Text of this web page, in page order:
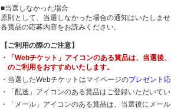
■当選しなかった場合
原則として、当選しなかった場合の通知はいたしませ
各賞品の応募内容をお読みください。
【ご利用の際のご注意】
・「Webチケット」アイコンのある賞品は、当選後
のご利用をおすすめいたします。
・当選したWebチケットはマイページのプレゼント
・「配送」アイコンのある賞品はご登録いただいて
・「メール」アイコンのある賞品は、当選後にメー